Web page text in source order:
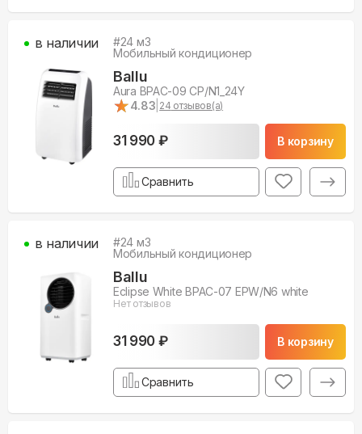
#24 м3
Мобильный кондиционер
Ballu
Aura BPAC-09 CP/N1_24Y
★
★4.83 24 отзывов(а)
31 990 ₽ В корзину
в наличии
Сравнить
#24 м3
Мобильный кондиционер
Ballu
Eclipse White BPAC-07 EPW/N6 white
Нет отзывов
31 990 ₽ В корзину
в наличии
Сравнить